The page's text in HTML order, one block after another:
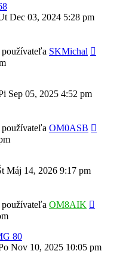
Dec 03, 2024 5:28 pm
používateľa SKMichal
Sep 05, 2025 4:52 pm
používateľa OM0ASB
Máj 14, 2026 9:17 pm
používateľa OM8AIK
80
Nov 10, 2025 10:05 pm